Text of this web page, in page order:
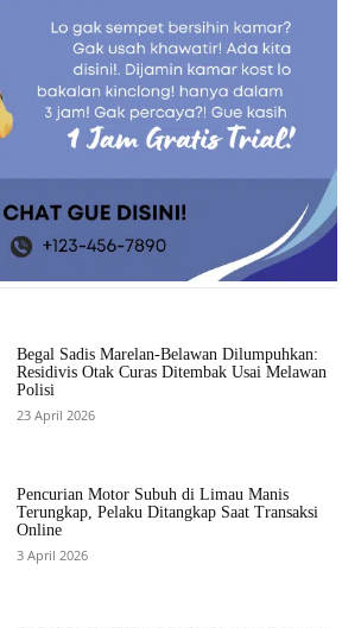
Begal Sadis Marelan-Belawan Dilumpuhkan:
Residivis Otak Curas Ditembak Usai Melawan
Polisi
23 April 2026
Pencurian Motor Subuh di Limau Manis
Terungkap, Pelaku Ditangkap Saat Transaksi
Online
3 April 2026